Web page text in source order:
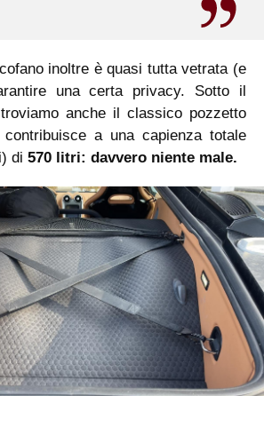
inoltre è quasi tutta vetrata (e
una certa privacy. Sotto il
anche il classico pozzetto
a una capienza totale
di 570 litri: davvero niente male.